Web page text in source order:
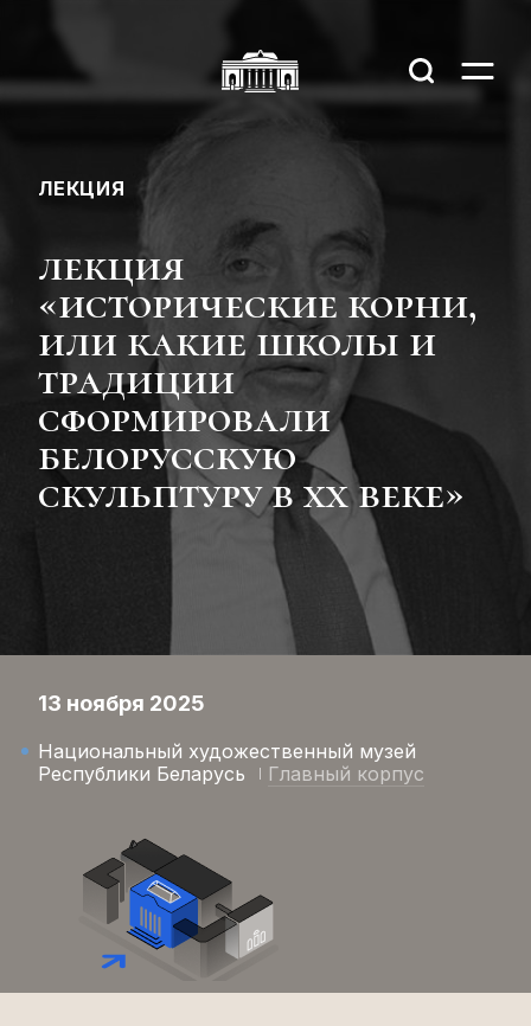
ЛЕКЦИЯ
лекция
«исторические корни,
или какие школы и
традиции
сформировали
белорусскую
скульптуру в xx веке»
13 ноября 2025
Национальный художественный музей
Республики Беларусь
Главный корпус